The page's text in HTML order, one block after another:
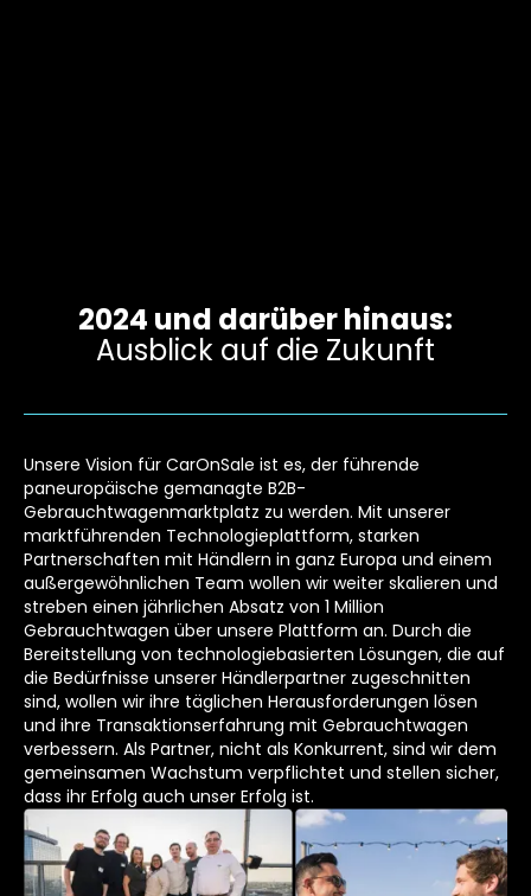
2024 und darüber hinaus:
Ausblick auf die Zukunft
Unsere Vision für CarOnSale ist es, der führende
paneuropäische gemanagte B2B-
Gebrauchtwagenmarktplatz zu werden. Mit unserer
marktführenden Technologieplattform, starken
Partnerschaften mit Händlern in ganz Europa und einem
außergewöhnlichen Team wollen wir weiter skalieren und
streben einen jährlichen Absatz von 1 Million
Gebrauchtwagen über unsere Plattform an. Durch die
Bereitstellung von technologiebasierten Lösungen, die auf
die Bedürfnisse unserer Händlerpartner zugeschnitten
sind, wollen wir ihre täglichen Herausforderungen lösen
und ihre Transaktionserfahrung mit Gebrauchtwagen
verbessern. Als Partner, nicht als Konkurrent, sind wir dem
gemeinsamen Wachstum verpflichtet und stellen sicher,
dass ihr Erfolg auch unser Erfolg ist.